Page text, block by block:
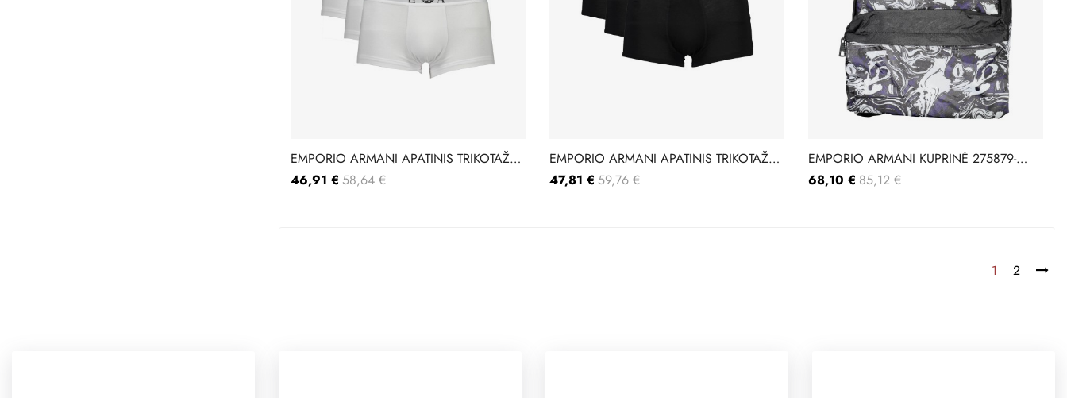
EMPORIO ARMANI APATINIS TRIKOTAŽAS
111357-CC715
46,91 € 58,64 €
EMPORIO ARMANI APATINIS TRIKOTAŽAS
111610-CC722
47,81 € 59,76 €
EMPORIO ARMANI KUPRINĖ 275879-
0P808
68,10 € 85,12 €
1 2